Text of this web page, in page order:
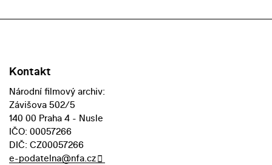
Kontakt
Národní filmový archiv:
Závišova 502/5
140 00 Praha 4 - Nusle
IČO: 00057266
DIČ: CZ00057266
e-podatelna@nfa.cz